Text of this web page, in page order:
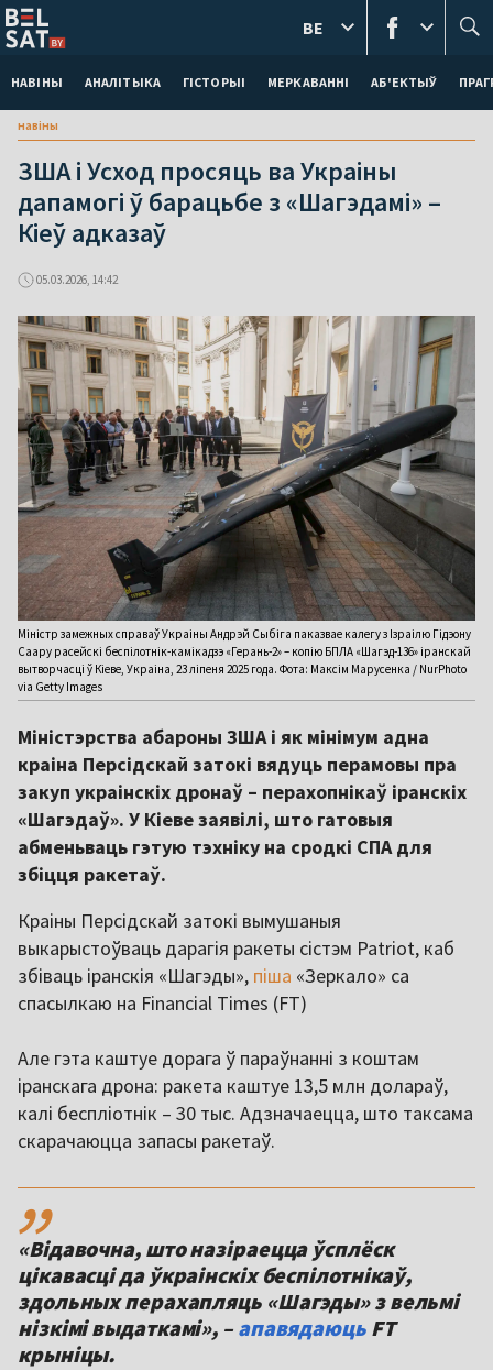
НАВІНЫ АНАЛІТЫКА ГІСТОРЫІ МЕРКАВАННI АБ'ЕКТЫЎ
BE
навіны
ЗША і Усход просяць ва Украіны
дапамогі ў барацьбе з «Шагэдамі» –
Кіеў адказаў
05.03.2026, 14:42
Міністр замежных справаў Украіны Андрэй Сыбіга паказвае калегу з Ізраілю Гідэону
Саару расейскі беспілотнік-камікадзэ «Герань-2» – копію БПЛА «Шагэд-136» іранскай
вытворчасці ў Кіеве, Украіна, 23 ліпеня 2025 года. Фота: Максім Марусенка / NurPhoto
via Getty Images
Міністэрства абароны ЗША і як мінімум адна
краіна Персідскай затокі вядуць перамовы пра
закуп украінскіх дронаў – перахопнікаў іранскіх
«Шагэдаў». У Кіеве заявілі, што гатовыя
абменьваць гэтую тэхніку на сродкі СПА для
збіцця ракетаў.
Краіны Персідскай затокі вымушаныя
выкарыстоўваць дарагія ракеты сістэм Patriot, каб
збіваць іранскія «Шагэды», піша «Зеркало» са
спасылкаю на Financial Times (FT)
Але гэта каштуе дорага ў параўнанні з коштам
іранскага дрона: ракета каштуе 13,5 млн долараў,
калі беспліотнік – 30 тыс. Адзначаецца, што таксама
скарачаюцца запасы ракетаў.
,,
«Відавочна, што назіраецца ўсплёск
цікавасці да ўкраінскіх беспілотнікаў,
здольных перахапляць «Шагэды» з вельмі
нізкімі выдаткамі», – апавядаюцьFT
крыніцы.